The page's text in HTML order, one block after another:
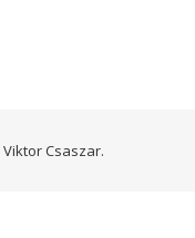
Viktor Csaszar.